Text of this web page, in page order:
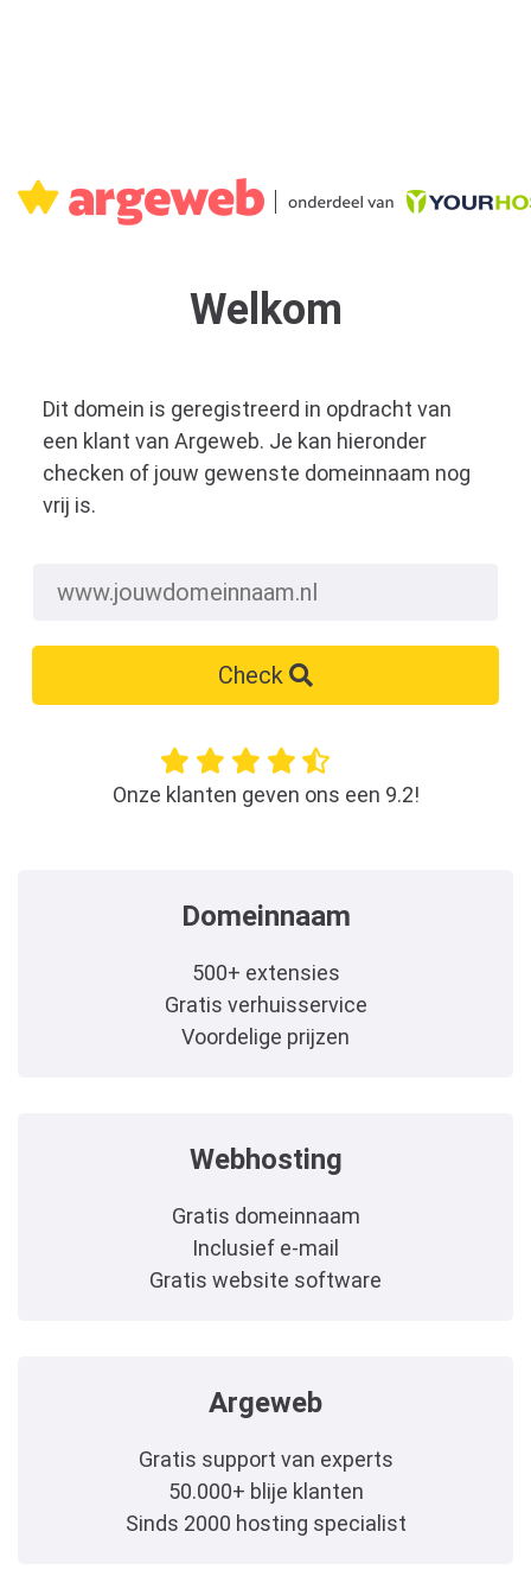
Welkom
Dit domein is geregistreerd in opdracht van
een klant van Argeweb. Je kan hieronder
checken of jouw gewenste domeinnaam nog
vrij is.
Check
Onze klanten geven ons een 9.2!
Domeinnaam
500+ extensies
Gratis verhuisservice
Voordelige prijzen
Webhosting
Gratis domeinnaam
Inclusief e-mail
Gratis website software
Argeweb
Gratis support van experts
50.000+ blije klanten
Sinds 2000 hosting specialist